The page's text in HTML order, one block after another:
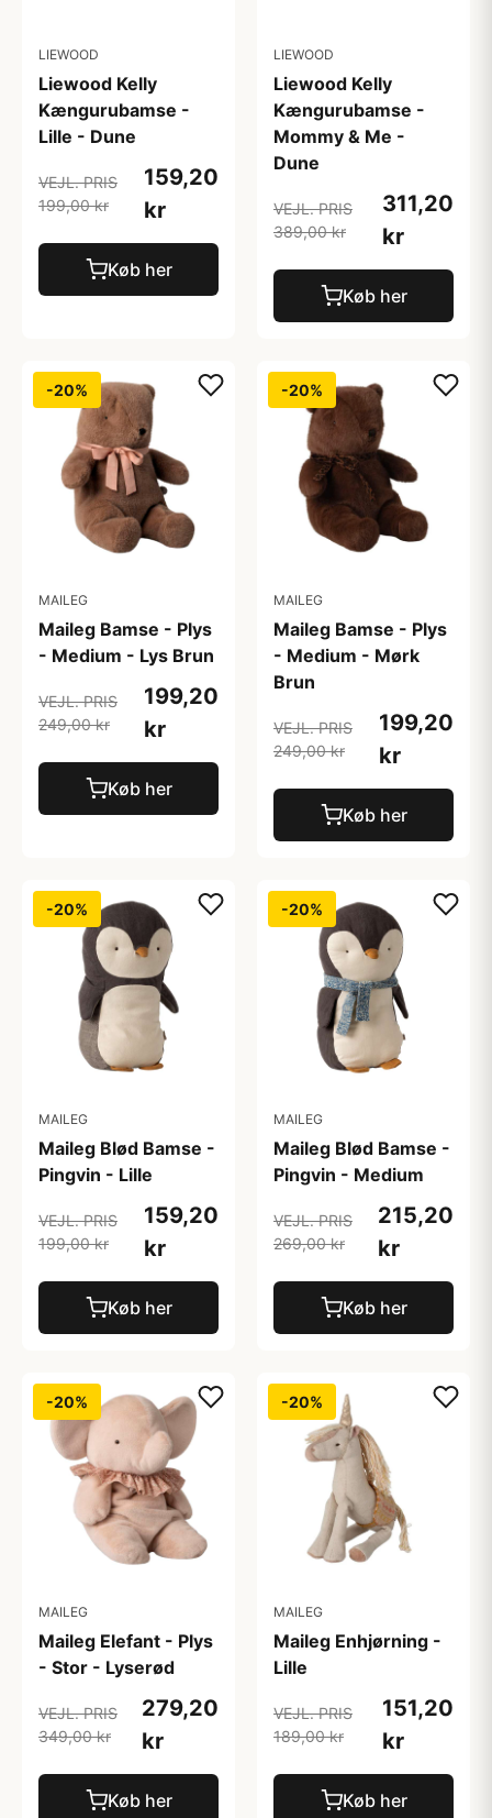
LIEWOOD
Liewood Kelly
Kængurubamse -
Lille - Dune
VEJL. PRIS
199,00 kr
159,20
kr
Køb her
LIEWOOD
Liewood Kelly
Kængurubamse -
Mommy & Me -
Dune
VEJL. PRIS
389,00 kr
311,20
kr
Køb her
-20%
MAILEG
Maileg Bamse - Plys
- Medium - Lys Brun
VEJL. PRIS
249,00 kr
199,20
kr
Køb her
-20%
MAILEG
Maileg Bamse - Plys
- Medium - Mørk
Brun
VEJL. PRIS
249,00 kr
199,20
kr
Køb her
-20%
MAILEG
Maileg Blød Bamse -
Pingvin - Lille
VEJL. PRIS
199,00 kr
159,20
kr
Køb her
-20%
MAILEG
Maileg Blød Bamse -
Pingvin - Medium
VEJL. PRIS
269,00 kr
215,20
kr
Køb her
-20%
MAILEG
Maileg Elefant - Plys
- Stor - Lyserød
VEJL. PRIS
349,00 kr
279,20
kr
Køb her
-20%
MAILEG
Maileg Enhjørning -
Lille
VEJL. PRIS
189,00 kr
151,20
kr
Køb her